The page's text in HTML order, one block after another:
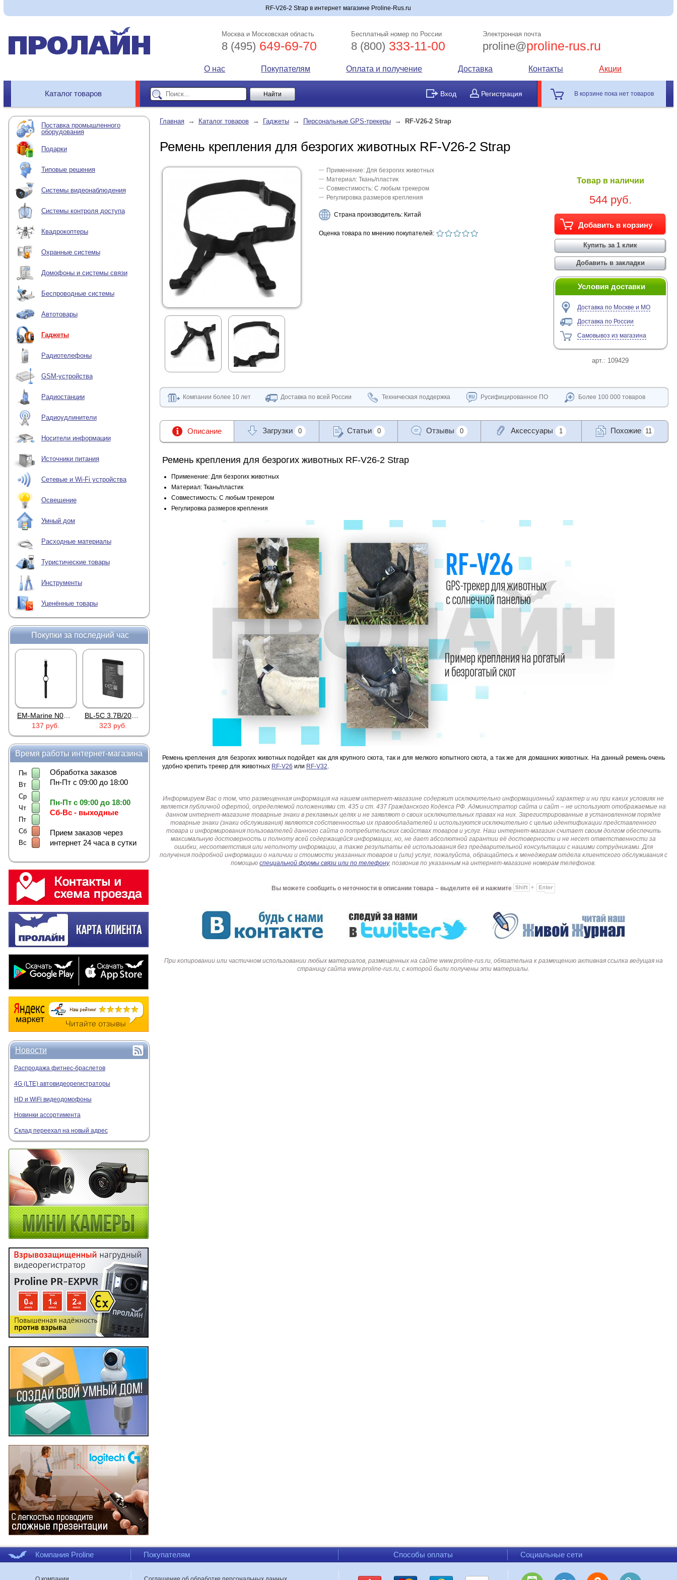
RF-V26-2 Strap в интернет магазине Proline-Rus.ru
Москва и Московская область
8 (495) 649-69-70
Бесплатный номер по России
8 (800) 333-11-00
Электронная почта
proline@proline-rus.ru
О нас Покупателям Оплата и получение Доставка Контакты Акции
Каталог товаров Вход Регистрация В корзине пока нет товаров
Поставка промышленного
оборудования
Подарки
Типовые решения
Системы видеонаблюдения
Системы контроля доступа
Квадрокоптеры
Охранные системы
Домофоны и системы связи
Беспроводные системы
Автотовары
Гаджеты
Радиотелефоны
GSM-устройства
Радиостанции
Радиоудлинители
Носители информации
Источники питания
Сетевые и Wi-Fi устройства
Освещение
Умный дом
Расходные материалы
Туристические товары
Инструменты
Уценённые товары
Покупки за последний час
EM-Marine N006BB
137 руб.
BL-5C 3.7В/2000мАч
323 руб.
HOCO S28 Dawn White
922 руб.
3 291 руб.
Proline PR-NVR5116
7 635 руб.
Время работы интернет-магазина
Пн
Вт
Ср
Чт
Пт
Сб
Вс
Обработка заказов
Пн-Пт с 09:00 до 18:00
Пн-Пт с 09:00 до 18:00
Сб-Вс - выходные
Прием заказов через
интернет 24 часа в сутки
Новости
Распродажа фитнес-браслетов
4G (LTE) автовидеорегистраторы
HD и WiFi видеодомофоны
Новинки ассортимента
Склад переехал на новый адрес
Главная → Каталог товаров → Гаджеты → Персональные GPS-трекеры → RF-V26-2 Strap
Ремень крепления для безрогих животных RF-V26-2 Strap
Применение: Для безрогих животных
Материал: Ткань/пластик
Совместимость: С любым трекером
Регулировка размеров крепления
Страна производитель: Китай
Оценка товара по мнению покупателей:
Товар в наличии
544 руб.
Условия доставки
Доставка по Москве и МО
Доставка по России
Самовывоз из магазина
арт.: 109429
Компании более 10 лет Доставка по всей России Техническая поддержка Русифицированное ПО Более 100 000 товаров
Описание Загрузки 0 Статьи 0 Отзывы 0 Аксессуары 1 Похожие 11
Ремень крепления для безрогих животных RF-V26-2 Strap
Применение: Для безрогих животных
Материал: Ткань/пластик
Совместимость: С любым трекером
Регулировка размеров крепления
Ремень крепления для безрогих животных подойдет как для крупного скота, так и для мелкого копытного скота, а так же для домашних животных. На данный ремень очень
удобно крепить трекер для животных RF-V26 или RF-V32.
Информируем Вас о том, что размещенная информация на нашем интернет-магазине содержит исключительно информационный характер и ни при каких условиях не
является публичной офертой, определяемой положениями ст. 435 и ст. 437 Гражданского Кодекса РФ. Администратор сайта и сайт – не используют отображаемые на
данном интернет-магазине товарные знаки в рекламных целях и не заявляют о своих исключительных правах на них. Зарегистрированные в установленном порядке
товарные знаки (знаки обслуживания) являются собственностью их правообладателей и используются исключительно с целью идентификации представленного
товара и информирования пользователей данного сайта о потребительских свойствах товаров и услуг. Наш интернет-магазин считает своим долгом обеспечить
максимальную достоверность и полноту всей содержащейся информации, но, не дает абсолютной гарантии её достоверности и не несет ответственности за
ошибки, несоответствия или неполноту информации, а также результаты её использования без предварительной консультации с нашими сотрудниками. Для
получения подробной информации о наличии и стоимости указанных товаров и (или) услуг, пожалуйста, обращайтесь к менеджерам отдела клиентского обслуживания с
помощьюспециальной формы связи или по телефону, позвонив по указанным на интернет-магазине номерам телефонов.
Вы можете сообщить о неточности в описании товара – выделите её и нажмите
При копировании или частичном использовании любых материалов, размещенных на сайте www.proline-rus.ru, обязательна к размещению активная ссылка ведущая на
страницу сайта www.proline-rus.ru, с которой были получены эти материалы.
Компания Proline Покупателям Способы оплаты Социальные сети